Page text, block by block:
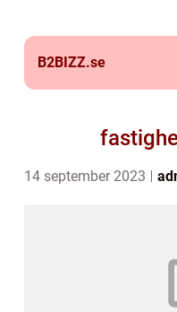
B2BIZZ.se
14 september 2023